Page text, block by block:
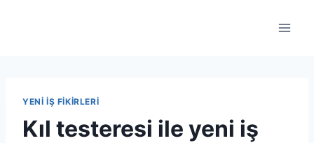
YENİ İŞ FİKİRLERİ
Kıl testeresi ile yeni iş